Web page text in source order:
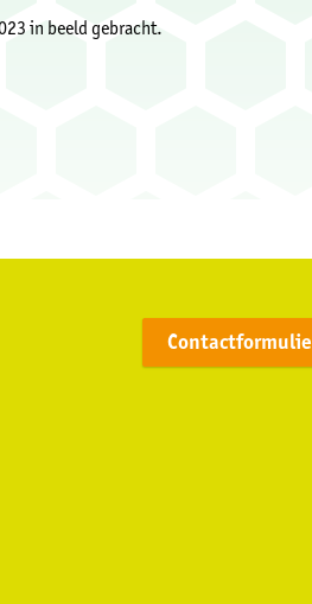
in beeld gebracht.